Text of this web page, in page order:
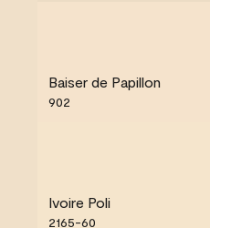
Baiser de Papillon
902
Ivoire Poli
2165-60